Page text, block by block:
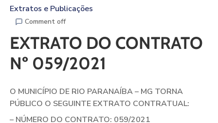
Extratos e Publicações
Comment off
EXTRATO DO CONTRATO
Nº 059/2021
O MUNICÍPIO DE RIO PARANAÍBA – MG TORNA
PÚBLICO O SEGUINTE EXTRATO CONTRATUAL:
– NÚMERO DO CONTRATO: 059/2021